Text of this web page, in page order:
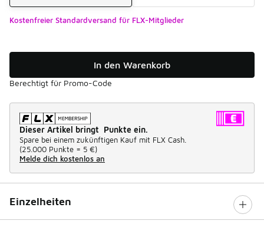
Kostenfreier Standardversand für FLX-Mitglieder
In den Warenkorb
Berechtigt für Promo-Code
Dieser Artikel bringt Punkte ein.
Spare bei einem zukünftigen Kauf mit FLX Cash.
(25.000 Punkte = 5 €)
Melde dich kostenlos an
Einzelheiten